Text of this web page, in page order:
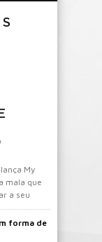
My
mala que
a seu
forma de